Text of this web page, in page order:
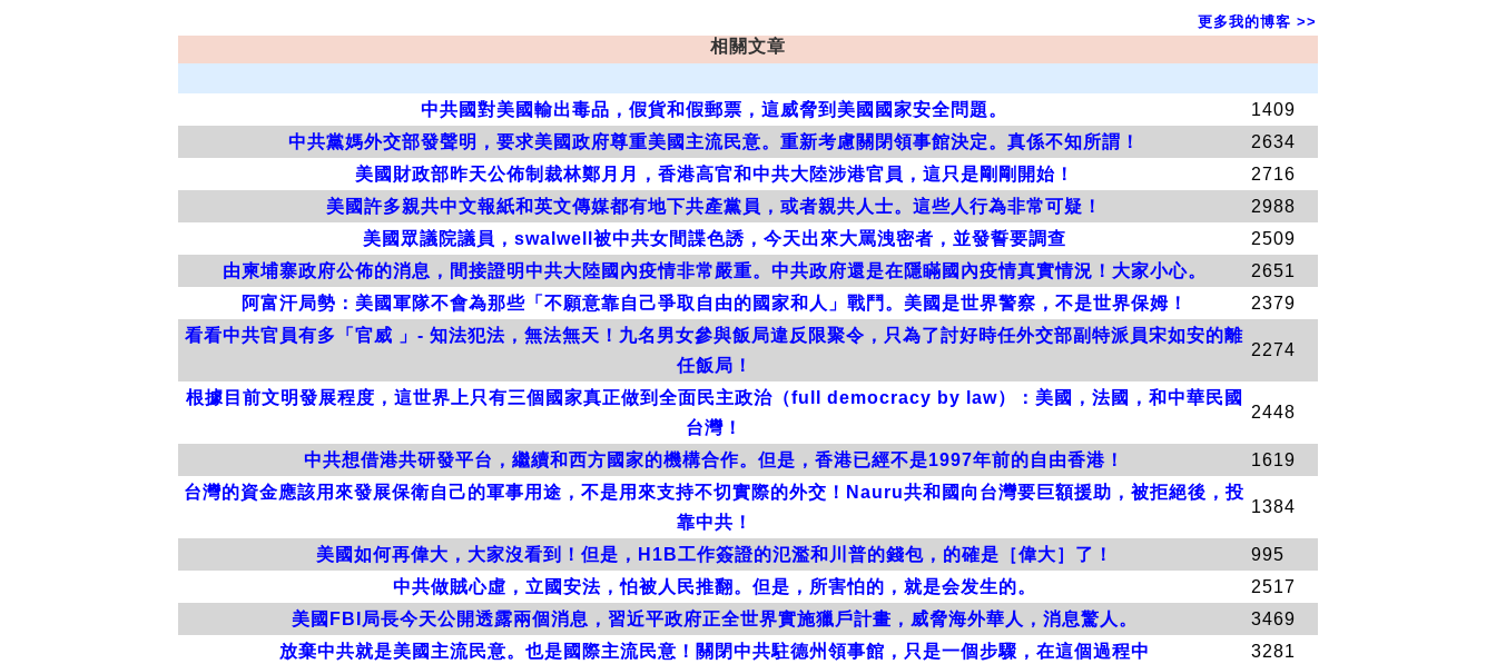
更多我的博客 >>
相關文章
中共國對美國輸出毒品，假貨和假郵票，這威脅到美國國家安全問題。
1409
中共黨媽外交部發聲明，要求美國政府尊重美國主流民意。重新考慮關閉領事館決定。真係不知所謂！
2634
美國財政部昨天公佈制裁林鄭月月，香港高官和中共大陸涉港官員，這只是剛剛開始！
2716
美國許多親共中文報紙和英文傳媒都有地下共產黨員，或者親共人士。這些人行為非常可疑！
2988
美國眾議院議員，swalwell被中共女間諜色誘，今天出來大罵洩密者，並發誓要調查
2509
由柬埔寨政府公佈的消息，間接證明中共大陸國內疫情非常嚴重。中共政府還是在隱瞞國內疫情真實情況！大家小心。
2651
阿富汗局勢：美國軍隊不會為那些「不願意靠自己爭取自由的國家和人」戰鬥。美國是世界警察，不是世界保姆！
2379
看看中共官員有多「官威 」- 知法犯法，無法無天！九名男女參與飯局違反限聚令，只為了討好時任外交部副特派員宋如安的離
任飯局！
2274
根據目前文明發展程度，這世界上只有三個國家真正做到全面民主政治（full democracy by law）：美國，法國，和中華民國
台灣！
2448
中共想借港共研發平台，繼續和西方國家的機構合作。但是，香港已經不是1997年前的自由香港！
1619
台灣的資金應該用來發展保衛自己的軍事用途，不是用來支持不切實際的外交！Nauru共和國向台灣要巨額援助，被拒絕後，投
靠中共！
1384
美國如何再偉大，大家沒看到！但是，H1B工作簽證的氾濫和川普的錢包，的確是［偉大］了！
995
中共做賊心虛，立國安法，怕被人民推翻。但是，所害怕的，就是会发生的。
2517
美國FBI局長今天公開透露兩個消息，習近平政府正全世界實施獵戶計畫，威脅海外華人，消息驚人。
3469
放棄中共就是美國主流民意。也是國際主流民意！關閉中共駐德州領事館，只是一個步驟，在這個過程中
3281